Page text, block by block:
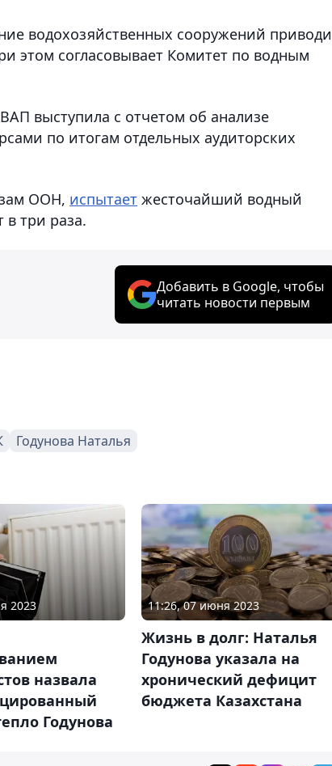
водохозяйственных сооружений
этом согласовывает Комитет по водным
выступила с отчетом об анализе
по итогам отдельных аудиторских
ООН, испытает жесточайший водный
в три раза.
Добавить в Google, чтобы
читать новости первым
Годунова Наталья
2023
назвала
Годунова
11:26, 07 июня 2023
Жизнь в долг: Наталья
Годунова указала на
хронический дефицит
бюджета Казахстана